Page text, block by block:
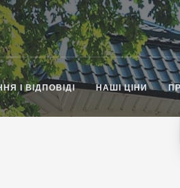
І ВІДПОВІДІ НАШІ ЦІНИ